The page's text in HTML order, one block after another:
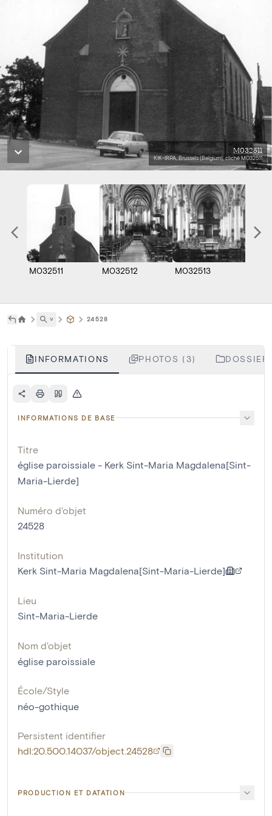
M032511
KIK-IRPA, Brussels (Belgium), cliché M032511
M032511 M032512 M032513
˅ 24528
INFORMATIONS PHOTOS (3)
INFORMATIONS DE BASE
Titre
église paroissiale - Kerk Sint-Maria Magdalena[Sint-
Maria-Lierde]
Numéro d'objet
24528
Institution
Kerk Sint-Maria Magdalena[Sint-Maria-Lierde]
Lieu
Sint-Maria-Lierde
Nom d'objet
église paroissiale
École/Style
néo-gothique
Persistent identifier
hdl:20.500.14037/object.24528
PRODUCTION ET DATATION